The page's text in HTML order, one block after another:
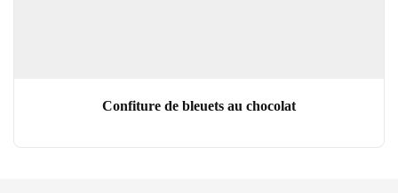
Confiture de bleuets au chocolat